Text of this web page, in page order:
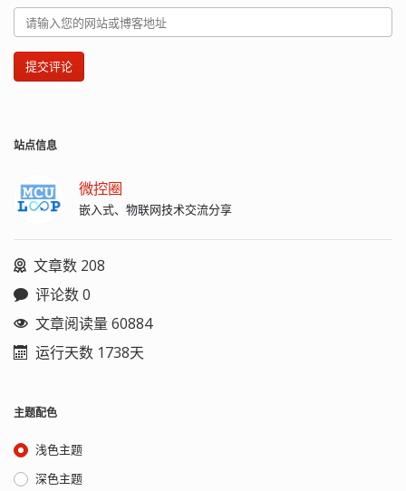
提交评论
站点信息
微控圈
嵌入式、物联网技术交流分享
文章数 208
评论数 0
文章阅读量 60884
运行天数 1738天
主题配色
浅色主题
深色主题